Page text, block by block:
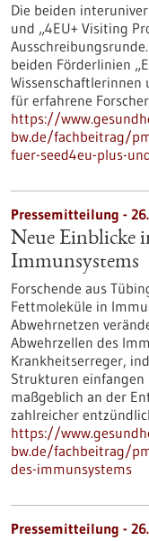
Die beiden
und „4EU+ Visiting
beiden Förderlinien
Wissenschaftlerinnen
für erfahrene
https://
bw.de/fachbeitrag/
fuer-seed4eu-plus-
Pressemitteilung -
Neue Einblicke
Immunsystems
Forschende aus
Fettmoleküle in
Abwehrnetzen
Abwehrzellen des
Krankheitserreger,
Strukturen einfangen
maßgeblich an der
zahlreicher
https://
bw.de/fachbeitrag/
des-immunsystems
Pressemitteilung -